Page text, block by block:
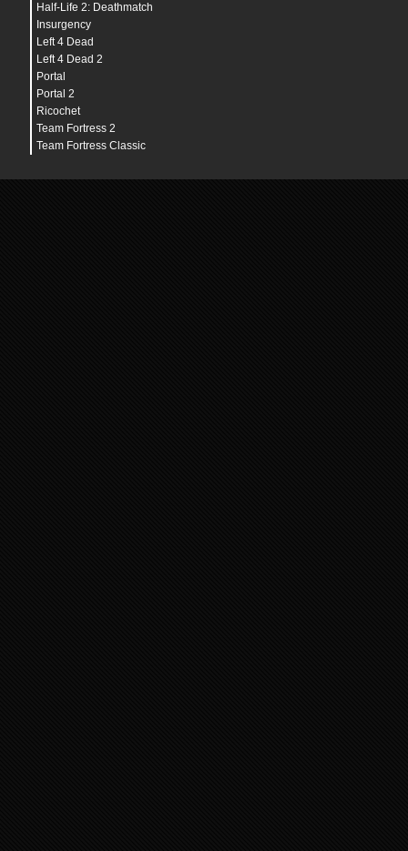
Half-Life 2: Deathmatch
Insurgency
Left 4 Dead
Left 4 Dead 2
Portal
Portal 2
Ricochet
Team Fortress 2
Team Fortress Classic